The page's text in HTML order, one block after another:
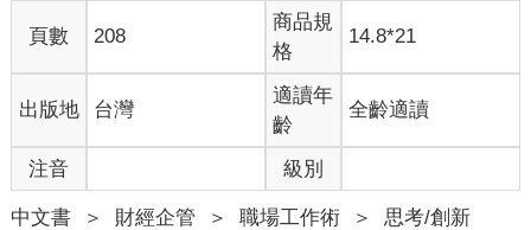
的深刻。因為沒有喝過的酒，就相當於之前我們所說的「不知
道」。對於「不知道」的事情，是沒有辦法推論出任何邏輯的。
這也是為什麼所有的品酒師極度地在乎和珍惜品嚐珍貴酒款的機
尤其是那種不是標準化量產的各種不同年份、不同產地的酒，隨
著時間的經過，只會慢慢減少，喝了一瓶少一瓶。也正因如此，
把握每一個品酒機會就變得格外的更加關鍵。
再者，「記憶」這件事情更是品酒師需要刻意練習的部分。不管
是酒的色香味，又或者是瓶子的外觀、酒的產地、年份，甚至酒
頁數 208
商品規
格
14.8*21
出版地 台灣
適讀年
齡
全齡適讀
注音 級別
中文書 ＞ 財經企管 ＞ 職場工作術 ＞ 思考/創新